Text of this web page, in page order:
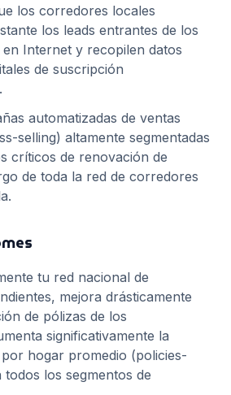
los corredores locales
los leads entrantes de los
Internet y recopilen datos
de suscripción
automatizadas de ventas
selling) altamente segmentadas
críticos de renovación de
de toda la red de corredores
tu red nacional de
mejora drásticamente
de pólizas de los
significativamente la
hogar promedio (policies-
los segmentos de